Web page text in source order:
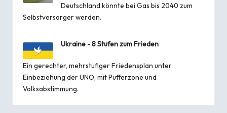
Deutschland könnte bei Gas bis 2040 zum
Selbstversorger werden.
Ukraine - 8 Stufen zum Frieden
Ein gerechter, mehrstufiger Friedensplan unter
Einbeziehung der UNO, mit Pufferzone und
Volksabstimmung.